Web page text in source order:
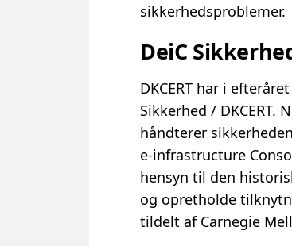
sikkerhedsproblemer.
DeiC
DKCERT har i
Sikkerhed / DKCERT.
håndterer
e-infrastructure
hensyn til den
og opretholde
tildelt af Carnegie